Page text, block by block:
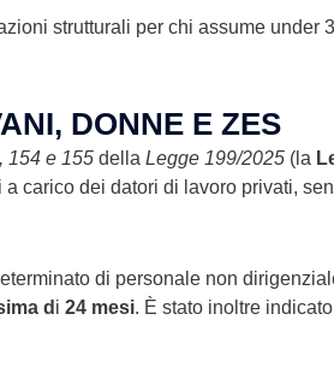
strutturali per chi assume under
DONNE E ZES
154 e 155 della Legge 199/2025 (la
carico dei datori di lavoro privati,
di personale non
d i 24 mesi. È stato inoltre